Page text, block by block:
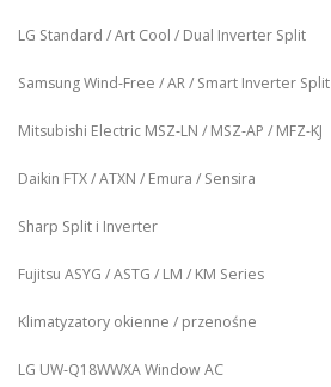
LG Standard / Art Cool / Dual Inverter Split
Samsung Wind-Free / AR / Smart Inverter Split
Mitsubishi Electric MSZ‑LN / MSZ‑AP / MFZ-KJ
Daikin FTX / ATXN / Emura / Sensira
Sharp Split i Inverter
Fujitsu ASYG / ASTG / LM / KM Series
Klimatyzatory okienne / przenośne
LG UW‑Q18WWXA Window AC